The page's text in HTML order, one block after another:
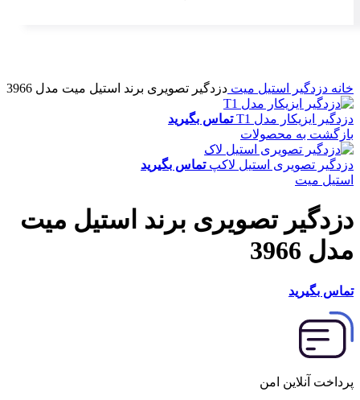
خانه دزدگیر استیل میت دزدگیر تصویری برند استیل میت مدل 3966
دزدگیر ایزیکار مدل T1
تماس بگیرید
بازگشت به محصولات
دزدگیر تصویری استیل لاکپتماس بگیرید
استیل میت
دزدگیر تصویری برند استیل میت
مدل 3966
تماس بگیرید
پرداخت آنلاین امن